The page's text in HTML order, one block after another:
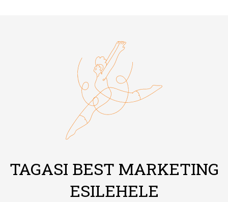
TAGASI BEST MARKETING
ESILEHELE